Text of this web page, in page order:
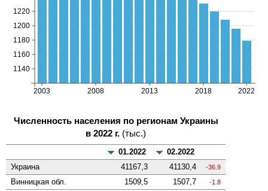
Численность населения по регионам Украины
в 2022 г. (тыс.)
01.2022
02.2022
Украина
41167,3 41130,4 -36.9
Винницкая обл. 1509,5 1507,7 -1.8